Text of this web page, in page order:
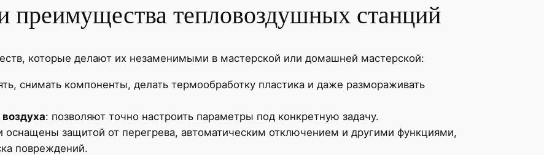
тепловоздушных станций
которые делают их незаменимыми в мастерской или домашней мастерской:
снимать компоненты, делать термообработку пластика и даже размораживать
: позволяют точно настроить параметры под конкретную задачу.
защитой от перегрева, автоматическим отключением и другими функциями,
повреждений.